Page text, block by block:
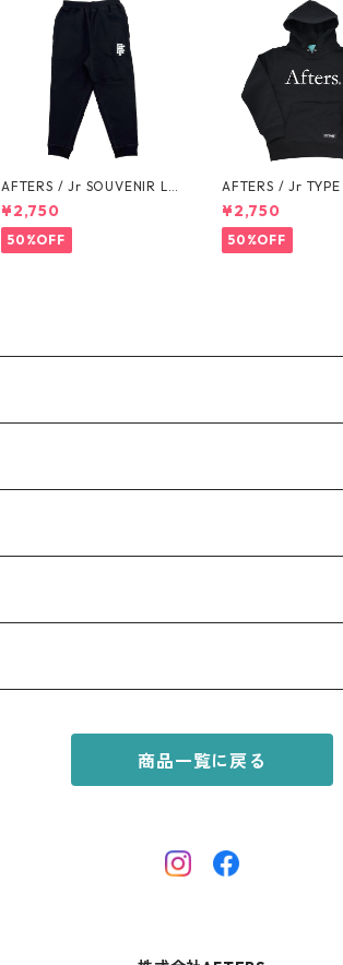
AFTERS / Jr SOUVENIR LO
GO SWEAT PANTS
¥2,750
50%OFF
AFTERS / Jr
OODIE
¥2,750
50%OFF
商品一覧に戻る